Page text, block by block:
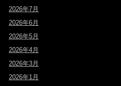
2026年7月
2026年6月
2026年5月
2026年4月
2026年3月
2026年1月